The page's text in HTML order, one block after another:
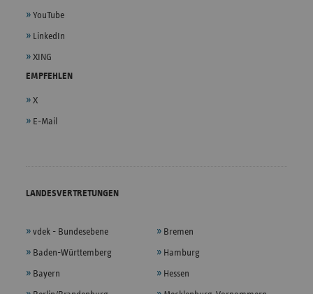
YouTube
LinkedIn
XING
EMPFEHLEN
X
E-Mail
LANDESVERTRETUNGEN
vdek - Bundesebene
Baden-Württemberg
Bayern
Bremen
Hamburg
Hessen